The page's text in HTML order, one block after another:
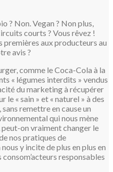
? Non. Vegan ? Non plus,
courts ? Vous rêvez !
aux producteurs au
avis ?
comme le Coca-Cola à la
« légumes interdits » vendus
du marketing à récupérer
« sain » et « naturel » à des
remettre en cause un
qui nous mène
on vraiment changer le
nos pratiques de
y incite de plus en plus en
consom’acteurs responsables